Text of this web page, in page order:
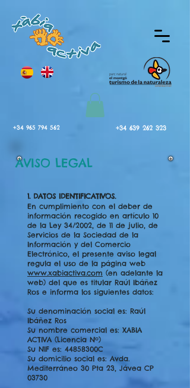
+34 639 262 323
+34 965 794 562
1. DATOS IDENTIFICATIVOS.
En cumplimiento con el deber de
información recogido en artículo 10
de la Ley 34/2002, de 11 de julio, de
Servicios de la Sociedad de la
Información y del Comercio
Electrónico, el presente aviso legal
regula el uso de la página web
www.xabiactiva.com (en adelante la
web) del que es titular Raúl Ibáñez
Ros e informa los siguientes datos:
Su denominación social es: Raúl
Ibáñez Ros
Su nombre comercial es: XABIA
ACTIVA (Licencia Nº)
Su NIF es: 44858300C
Su domicilio social es: Avda.
Mediterráneo 30 Pta 23, Jávea CP
03730
AVISO LEGAL